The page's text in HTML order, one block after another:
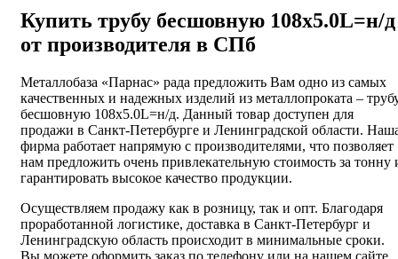
Купить трубу бесшовную 108х5.0L=н/д
от производителя в СПб
Металлобаза «Парнас» рада предложить Вам одно из самых
качественных и надежных изделий из металлопроката –
бесшовную 108х5.0L=н/д. Данный товар доступен для
продажи в Санкт-Петербурге и Ленинградской области.
фирма работает напрямую с производителями, что позволяет
нам предложить очень привлекательную стоимость за тонну
гарантировать высокое качество продукции.
Осуществляем продажу как в розницу, так и опт. Благодаря
проработанной логистике, доставка в Санкт-Петербург и
Ленинградскую область происходит в минимальные сроки.
Вы можете оформить заказ по телефону или на нашем сайте.